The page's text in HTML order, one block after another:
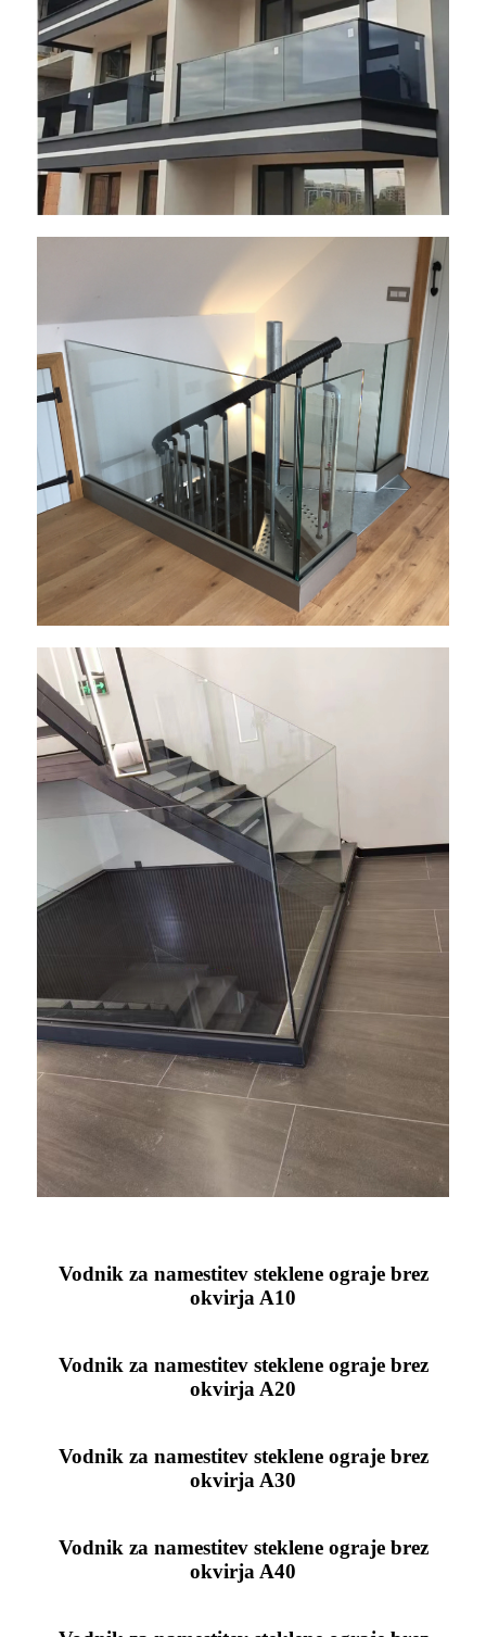
Vodnik za namestitev steklene ograje brez
okvirja A10
Vodnik za namestitev steklene ograje brez
okvirja A20
Vodnik za namestitev steklene ograje brez
okvirja A30
Vodnik za namestitev steklene ograje brez
okvirja A40